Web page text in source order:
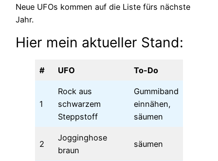
Neue UFOs kommen auf die Liste fürs nächste
Jahr.
Hier mein aktueller Stand:
# UFO To-Do
1
Rock aus
schwarzem
Steppstoff
Gummiband
einnähen,
säumen
2
Jogginghose
braun
säumen